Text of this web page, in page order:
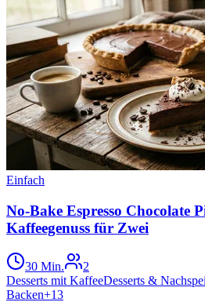
Einfach
No-Bake Espresso Chocolate
Kaffeegenuss für Zwei
30 Min.
2
Desserts mit KaffeeDesserts &
Backen+13